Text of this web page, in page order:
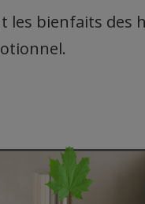
les bienfaits des